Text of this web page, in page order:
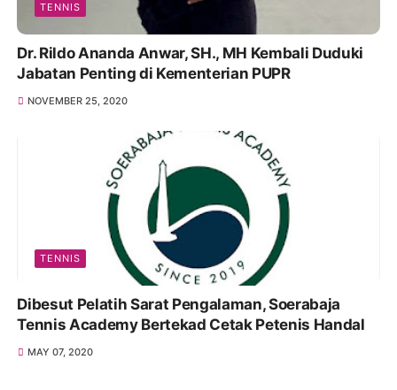
TENNIS
Dr. Rildo Ananda Anwar, SH., MH Kembali Duduki
Jabatan Penting di Kementerian PUPR
NOVEMBER 25, 2020
TENNIS
Dibesut Pelatih Sarat Pengalaman, Soerabaja
Tennis Academy Bertekad Cetak Petenis Handal
MAY 07, 2020